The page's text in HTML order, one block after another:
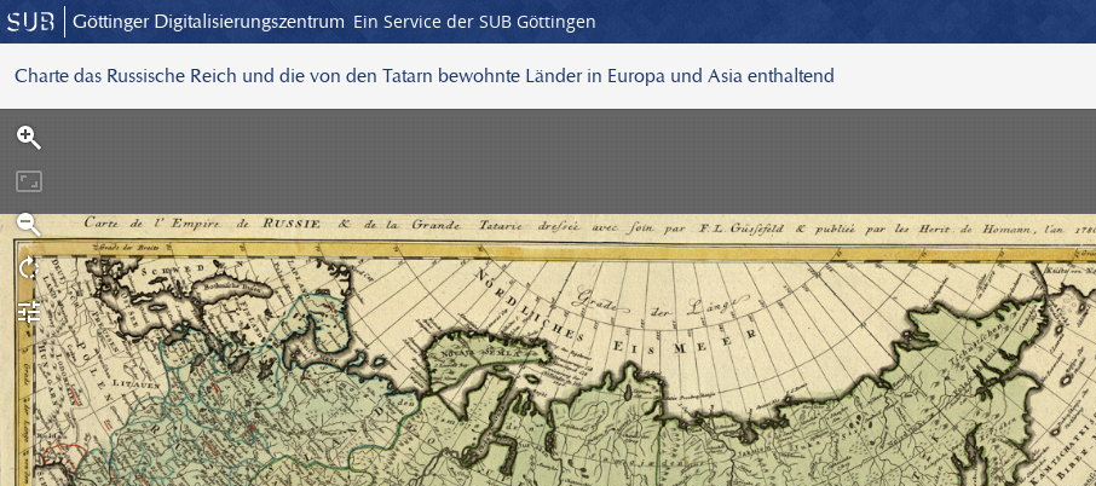
Göttinger Digitalisierungszentrum Ein Service der SUB Göttingen
Charte das Russische Reich und die von den Tatarn bewohnte Länder in Europa und Asia enthaltend
n